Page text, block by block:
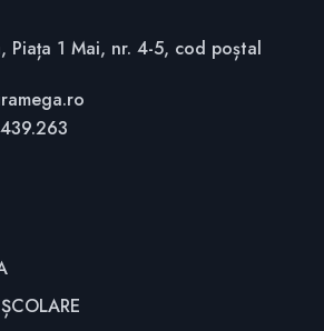
Piața 1 Mai, nr. 4-5, cod poștal